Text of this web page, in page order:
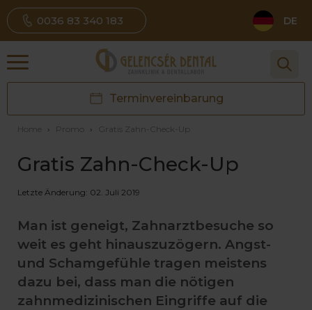
0036 83 340 183 DE
Terminvereinbarung
Home › Promo › Gratis Zahn-Check-Up
Gratis Zahn-Check-Up
Letzte Änderung: 02. Juli 2019
Man ist geneigt, Zahnarztbesuche so
weit es geht hinauszuzögern. Angst-
und Schamgefühle tragen meistens
dazu bei, dass man die nötigen
zahnmedizinischen Eingriffe auf die